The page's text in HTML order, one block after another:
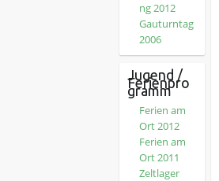
ng 2012
Gauturntag
2006
Jugend /
Ferienpro
gramm
Ferien am
Ort 2012
Ferien am
Ort 2011
Zeltlager